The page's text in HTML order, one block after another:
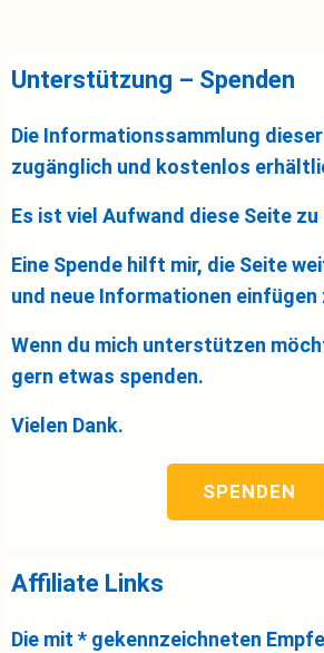
Unterstützung – Spenden
Die Informationssammlung
zugänglich und kostenlos
Es ist viel Aufwand diese Seite
Eine Spende hilft mir, die Seite
und neue Informationen einfügen
Wenn du mich unterstützen
gern etwas spenden.
Vielen Dank.
SPENDEN
Affiliate Links
Die mit * gekennzeichneten